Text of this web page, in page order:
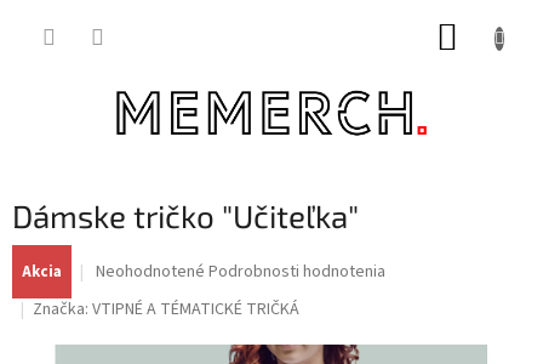
Dámske tričko "Učiteľka"
Akcia
Priemerné
produktu
je
Neohodnotené Podrobnosti hodnotenia
Značka: VTIPNÉ A TÉMATICKÉ TRIČKÁ